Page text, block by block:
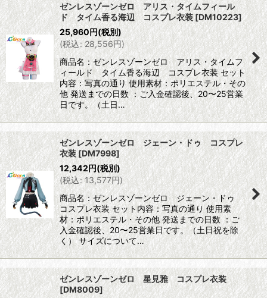
ゼンレスゾーンゼロ アリス・タイムフィール
ド タイム香る海辺 コスプレ衣装[DM10223]
25,960円(税別)
(税込: 28,556円)
商品名：ゼンレスゾーンゼロ アリス・タイムフ
ィールド タイム香る海辺 コスプレ衣装 セット
内容：写真の通り 使用素材：ポリエステル・その
他 発送までの日数 ：ご入金確認後、20〜25営業
日です。（土日…
ゼンレスゾーンゼロ ジェーン・ドゥ コスプレ
衣装[DM7998]
12,342円(税別)
(税込: 13,577円)
商品名：ゼンレスゾーンゼロ ジェーン・ドゥ
コスプレ衣装 セット内容：写真の通り 使用素
材：ポリエステル・その他 発送までの日数 ：ご
入金確認後、20〜25営業日です。（土日祝を除
く） サイズについて…
ゼンレスゾーンゼロ 星見雅 コスプレ衣装
[DM8009]